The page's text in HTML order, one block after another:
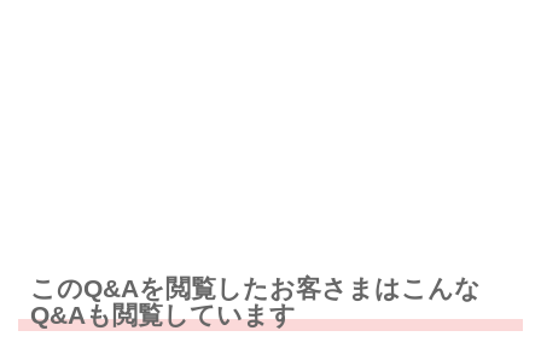
このQ&Aを閲覧したお客さまはこんな
Q&Aも閲覧しています